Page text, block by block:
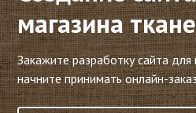
магазина
Закажите разработку сайта для
начните принимать онлайн-